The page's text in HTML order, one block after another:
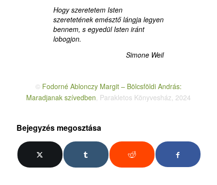
Hogy szeretetem Isten
szeretetének emésztő lángja legyen
bennem, s egyedül Isten iránt
lobogjon.
Simone Weil
© Fodorné Ablonczy Margit – Bölcsföldi András:
Maradjanak szívedben , Parakletos Könyvesház, 2024
Bejegyzés megosztása